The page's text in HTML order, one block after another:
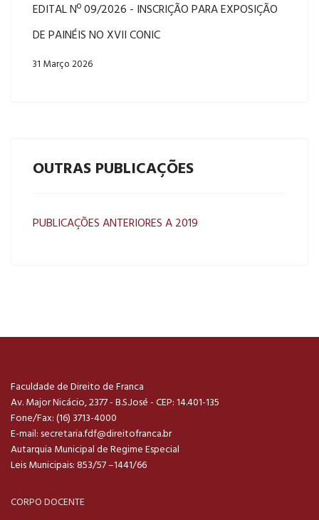
EDITAL Nº 09/2026 - INSCRIÇÃO PARA EXPOSIÇÃO
DE PAINÉIS NO XVII CONIC
31 Março 2026
OUTRAS PUBLICAÇÕES
PUBLICAÇÕES ANTERIORES A 2019
Faculdade de Direito de Franca
Av. Major Nicácio, 2377 - B.S.José - CEP: 14.401-135
Fone/Fax: (16) 3713-4000
E-mail: secretaria.fdf@direitofranca.br
Autarquia Municipal de Regime Especial
Leis Municipais: 853/57 –1441/66
CORPO DOCENTE